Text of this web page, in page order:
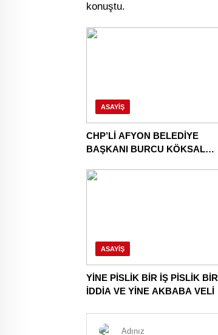
konuştu.
ASAYIŞ
CHP’Lİ AFYON BELEDİYE
BAŞKANI BURCU KÖKSAL
BELEDİYEYİ DE GÖTÜRÜYOR!
ASAYIŞ
YİNE PİSLİK BİR İŞ PİSLİK BİR
İDDİA VE YİNE AKBABA VELİ